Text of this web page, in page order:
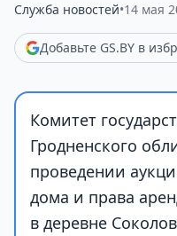
Служба новостей•14 мая
Добавьте GS.BY в
Комитет
Гродненского
проведении
дома и права
в деревне